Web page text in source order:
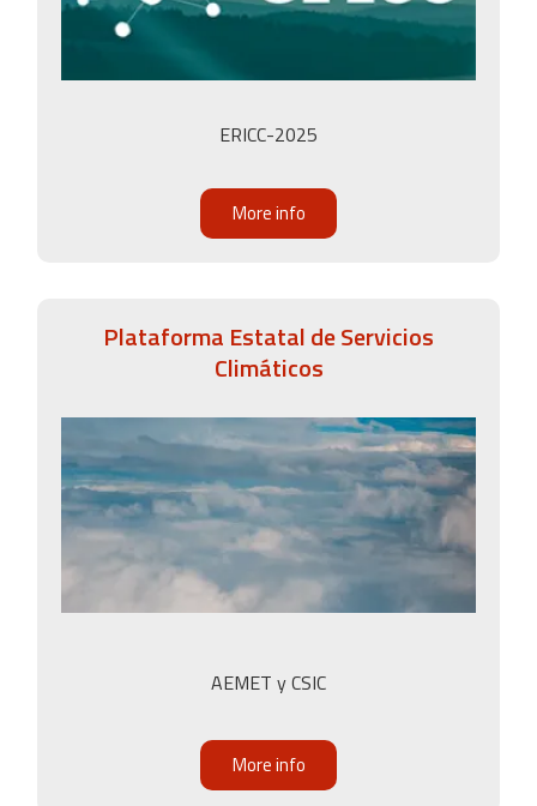
ERICC-2025
More info
Plataforma Estatal de Servicios
Climáticos
AEMET y CSIC
More info